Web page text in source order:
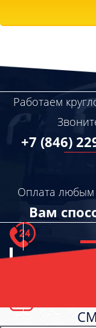
Работаем
+7 (846)
Оплата
Вам